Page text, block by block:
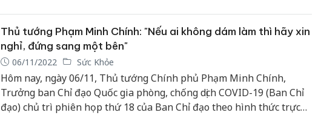
Thủ tướng Phạm Minh Chính: "Nếu ai không dám làm thì hãy xin
nghỉ, đứng sang một bên"
06/11/2022 Sức Khỏe
Hôm nay, ngày 06/11, Thủ tướng Chính phủ Phạm Minh Chính,
Trưởng ban Chỉ đạo Quốc gia phòng, chống dịch COVID-19 (Ban Chỉ
đạo) chủ trì phiên họp thứ 18 của Ban Chỉ đạo theo hình thức trực